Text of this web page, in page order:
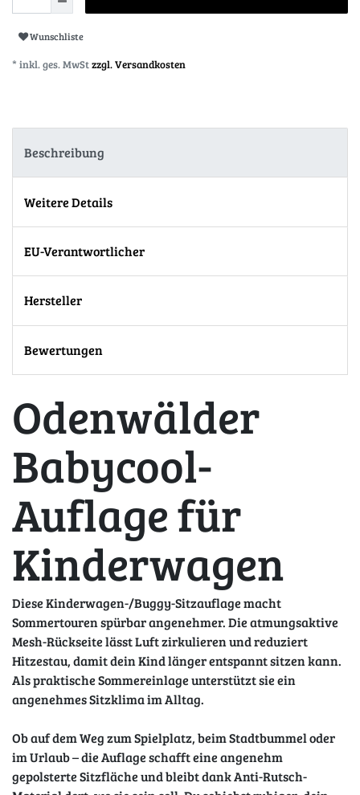
Wunschliste
* inkl. ges. MwStzzgl. Versandkosten
Beschreibung
Weitere Details
EU-Verantwortlicher
Hersteller
Bewertungen
Odenwälder
Babycool-
Auflage für
Kinderwagen
Diese Kinderwagen-/Buggy-Sitzauflage macht
Sommertouren spürbar angenehmer. Die atmungsaktive
Mesh-Rückseite lässt Luft zirkulieren und reduziert
Hitzestau, damit dein Kind länger entspannt sitzen kann.
Als praktische Sommereinlage unterstützt sie ein
angenehmes Sitzklima im Alltag.
Ob auf dem Weg zum Spielplatz, beim Stadtbummel oder
im Urlaub – die Auflage schafft eine angenehm
gepolsterte Sitzfläche und bleibt dank Anti-Rutsch-